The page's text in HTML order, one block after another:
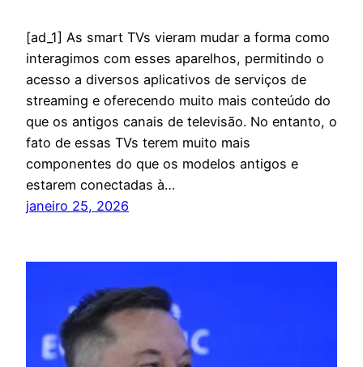
[ad_1] As smart TVs vieram mudar a forma como
interagimos com esses aparelhos, permitindo o
acesso a diversos aplicativos de serviços de
streaming e oferecendo muito mais conteúdo do
que os antigos canais de televisão. No entanto, o
fato de essas TVs terem muito mais
componentes do que os modelos antigos e
estarem conectadas à…
janeiro 25, 2026